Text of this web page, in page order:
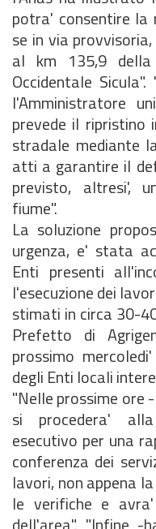
potra' consentire
se in via
al km 135,9
Occidentale
l'Amministratore
prevede il ripristino
stradale mediante
atti a garantire il
previsto, altresi',
fiume".
La soluzione
urgenza, e' stata
Enti presenti
l'esecuzione dei
stimati in circa 30-
Prefetto di
prossimo
degli Enti locali
"Nelle prossime ore
si procedera'
esecutivo per una
conferenza dei
lavori, non appena
le verifiche e